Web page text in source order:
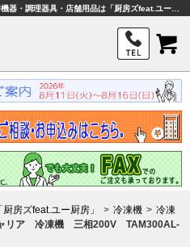
房ズfeat.ユー厨房」 冷凍機
冷凍
リア 冷凍機 三相200V TAM300AL-